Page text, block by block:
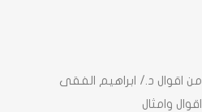
من اقوال د./ ابراهيم الفقى
اقوال وامثال